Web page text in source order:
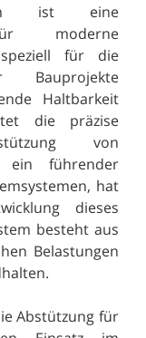
ist eine
moderne
für die
Bauprojekte
Haltbarkeit
die präzise
von
ein führender
hat
dieses
besteht aus
Belastungen
Abstützung für